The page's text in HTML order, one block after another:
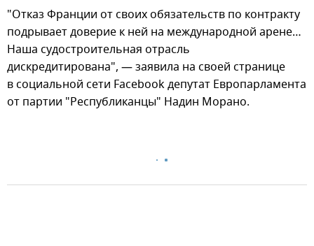
"Отказ Франции от своих обязательств по контракту
подрывает доверие к ней на международной арене…
Наша судостроительная отрасль
дискредитирована", — заявила на своей странице
в социальной сети Facebook депутат Европарламента
от партии "Республиканцы" Надин Морано.